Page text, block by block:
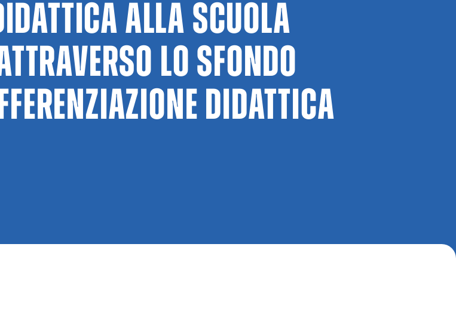
ALLA SCUOLA
LO SFONDO
DIDATTICA